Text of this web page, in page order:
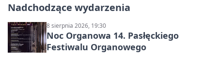
Nadchodzące wydarzenia
8 sierpnia 2026, 19:30
Noc Organowa 14. Pasłęckiego
Festiwalu Organowego